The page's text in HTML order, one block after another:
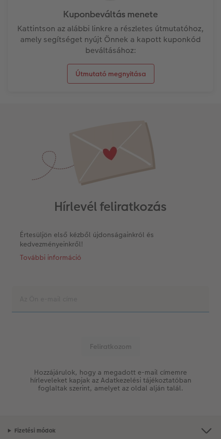
Kuponbeváltás menete
Kattintson az alábbi linkre a részletes útmutatóhoz,
amely segítséget nyújt Önnek a kapott kuponkód
beváltásához:
Útmutató megnyitása
Hírlevél feliratkozás
Értesüljön első kézből újdonságainkról és
kedvezményeinkről!
További információ
Hozzájárulok, hogy a megadott e-mail címemre
hírleveleket kapjak az Adatkezelési tájékoztatóban
foglaltak szerint, amelyet az oldal alján talál.
Fizetési módok